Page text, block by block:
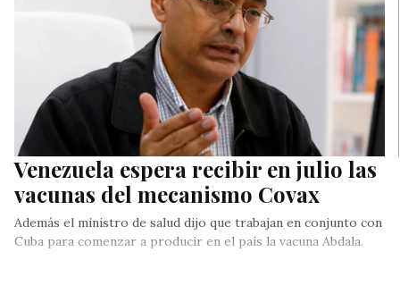
Venezuela espera recibir en julio las
vacunas del mecanismo Covax
Además el ministro de salud dijo que trabajan en conjunto con
Cuba para comenzar a producir en el país la vacuna Abdala.